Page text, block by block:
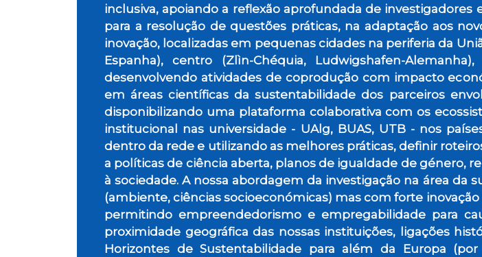
inclusiva, apoiando a reflexão aprofundada de
para a resolução de questões práticas, na adaptação aos
inovação, localizadas em pequenas cidades na periferia da
Espanha), centro (Zlìn-Chéquia, Ludwigshafen-
desenvolvendo atividades de coprodução com impacto
em áreas científicas da sustentabilidade dos parceiros
disponibilizando uma plataforma colaborativa com os
institucional nas universidade - UAlg, BUAS, UTB - nos
dentro da rede e utilizando as melhores práticas, definir
a políticas de ciência aberta, planos de igualdade de género,
à sociedade. A nossa abordagem da investigação na área da
(ambiente, ciências socioeconómicas) mas com forte
permitindo empreendedorismo e empregabilidade para
proximidade geográfica das nossas instituições, ligações
Horizontes de Sustentabilidade para além da Europa